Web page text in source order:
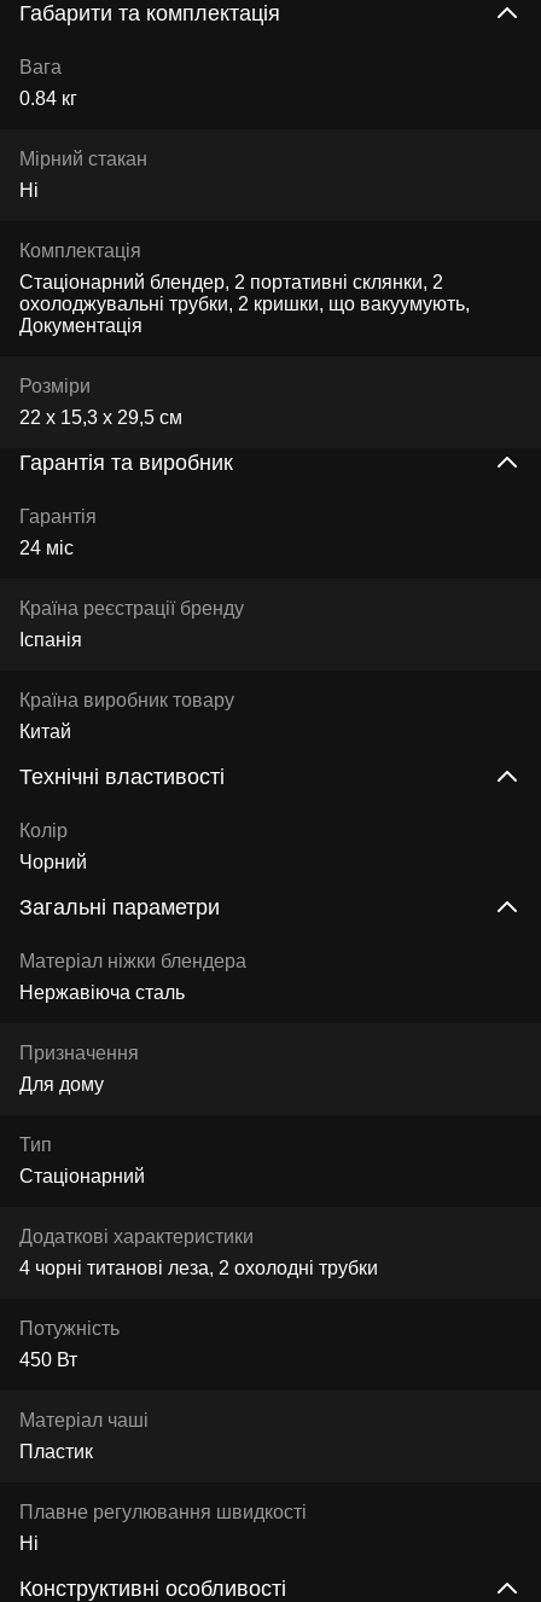
Габарити та комплектація
Вага
0.84 кг
Мірний стакан
Ні
Комплектація
Стаціонарний блендер, 2 портативні склянки, 2
охолоджувальні трубки, 2 кришки, що вакуумують,
Документація
Розміри
22 х 15,3 х 29,5 см
Гарантія та виробник
Гарантія
24 міс
Країна реєстрації бренду
Іспанія
Країна виробник товару
Китай
Технічні властивості
Колір
Чорний
Загальні параметри
Матеріал ніжки блендера
Нержавіюча сталь
Призначення
Для дому
Тип
Стаціонарний
Додаткові характеристики
4 чорні титанові леза, 2 охолодні трубки
Потужність
450 Вт
Матеріал чаші
Пластик
Плавне регулювання швидкості
Ні
Конструктивні особливості